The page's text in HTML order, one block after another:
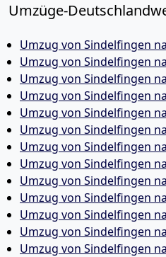
Umzüge-
Umzug von Sindelfingen
Umzug von Sindelfingen
Umzug von Sindelfingen
Umzug von Sindelfingen
Umzug von Sindelfingen
Umzug von Sindelfingen
Umzug von Sindelfingen
Umzug von Sindelfingen
Umzug von Sindelfingen
Umzug von Sindelfingen
Umzug von Sindelfingen
Umzug von Sindelfingen
Umzug von Sindelfingen